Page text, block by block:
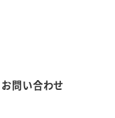
お問い合わせ